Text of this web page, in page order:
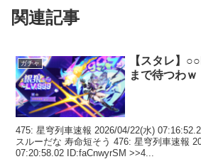
関連記事
ガチャ
【スタレ】
まで待つわｗ
475: 星穹列車速報 2026/04/22(水)
スルーだな 寿命短そう 476: 星穹列車速報
07:20:58.02 ID:faCnwyrSM >>4...